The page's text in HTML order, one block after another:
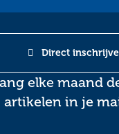
elke maand
artikelen in je
Direct